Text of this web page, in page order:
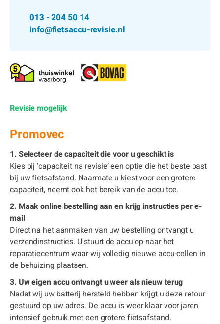
013 - 204 50 14
info@fietsaccu-revisie.nl
Revisie mogelijk
Promovec
1. Selecteer de capaciteit die voor u geschikt is
Kies bij ‘capaciteit na revisie’ een optie die het beste past
bij uw fietsafstand. Naarmate u kiest voor een grotere
capaciteit, neemt ook het bereik van de accu toe.
2. Maak online bestelling aan en krijg instructies per e-
mail
Direct na het aanmaken van uw bestelling ontvangt u
verzendinstructies. U stuurt de accu op naar het
reparatiecentrum waar wij volledig nieuwe accu-cellen in
de behuizing plaatsen.
3. Uw eigen accu ontvangt u weer als nieuw terug
Nadat wij uw batterij hersteld hebben krijgt u deze retour
gestuurd op uw adres. De accu is weer klaar voor jaren
intensief gebruik met een grotere fietsafstand.